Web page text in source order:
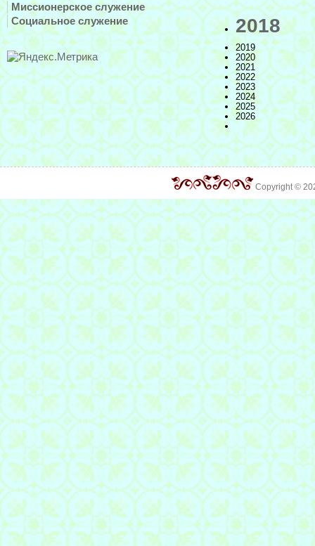
Миссионерское служение
Социальное служение
2018
2019
2020
2021
2022
2023
2024
2025
2026
Copyright ©